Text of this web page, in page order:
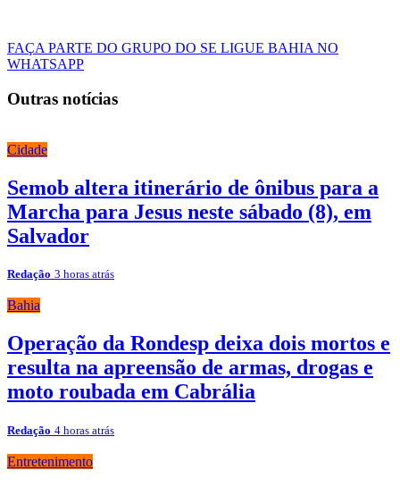
FAÇA PARTE DO GRUPO DO SE LIGUE BAHIA NO
WHATSAPP
Outras notícias
Cidade
Semob altera itinerário de ônibus para a
Marcha para Jesus neste sábado (8), em
Salvador
Redação 3 horas atrás
Bahia
Operação da Rondesp deixa dois mortos e
resulta na apreensão de armas, drogas e
moto roubada em Cabrália
Redação 4 horas atrás
Entretenimento